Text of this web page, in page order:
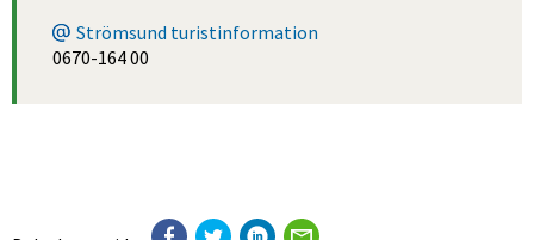
Strömsund turistinformation
0670-164 00